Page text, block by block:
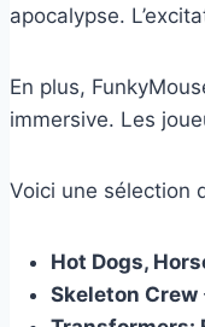
apocalypse.
En plus,
immersive. Les
Voici une sélection
Hot Dogs,
Skeleton Crew